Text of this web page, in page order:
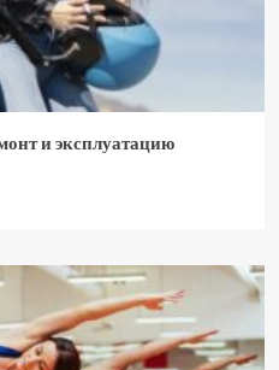
и эксплуатацию